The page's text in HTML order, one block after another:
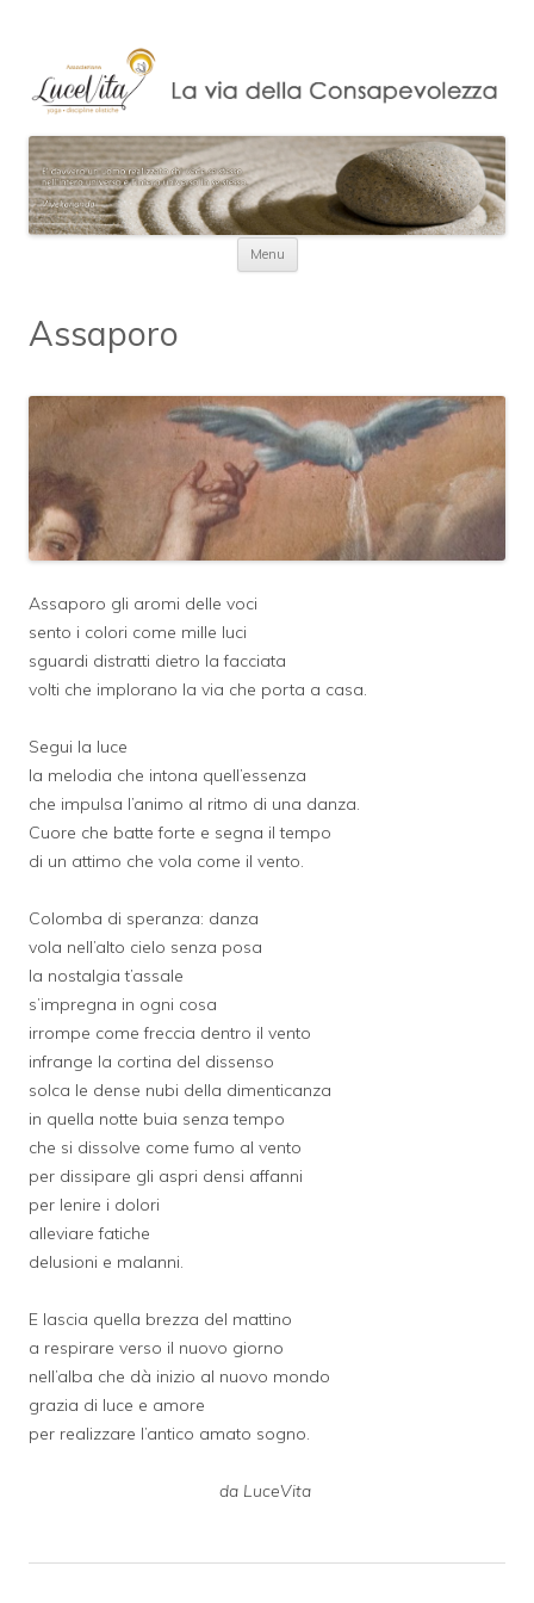
Menu Vai al contenuto
Assaporo
Assaporo gli aromi delle voci
sento i colori come mille luci
sguardi distratti dietro la facciata
volti che implorano la via che porta a casa.
Segui la luce
la melodia che intona quell’essenza
che impulsa l’animo al ritmo di una danza.
Cuore che batte forte e segna il tempo
di un attimo che vola come il vento.
Colomba di speranza: danza
vola nell’alto cielo senza posa
la nostalgia t’assale
s’impregna in ogni cosa
irrompe come freccia dentro il vento
infrange la cortina del dissenso
solca le dense nubi della dimenticanza
in quella notte buia senza tempo
che si dissolve come fumo al vento
per dissipare gli aspri densi affanni
per lenire i dolori
alleviare fatiche
delusioni e malanni.
E lascia quella brezza del mattino
a respirare verso il nuovo giorno
nell’alba che dà inizio al nuovo mondo
grazia di luce e amore
per realizzare l’antico amato sogno.
da LuceVita